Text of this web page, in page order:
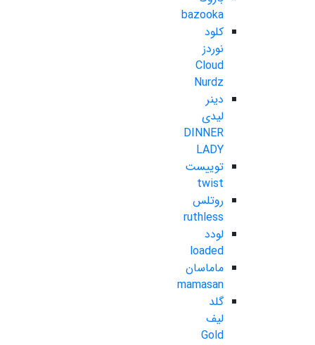
bazooka
کلود
نوردز
Cloud
Nurdz
دینر
لیدی
DINNER
LADY
توییست
twist
روتلس
ruthless
لودد
loaded
ماماسان
mamasan
گلد
لیف
Gold